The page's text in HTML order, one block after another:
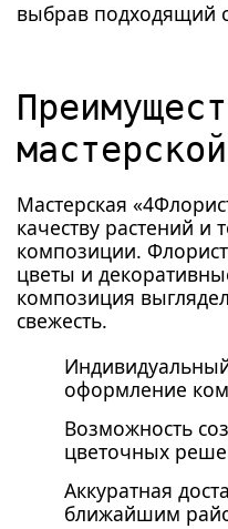
выбрав подходящий
Мастерская
качеству растений и
композиции.
цветы и
композиция
свежесть.
оформление
Возможность
цветочных
Аккуратная
ближайшим